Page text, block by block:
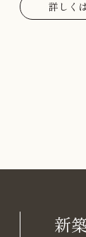
詳しく
新